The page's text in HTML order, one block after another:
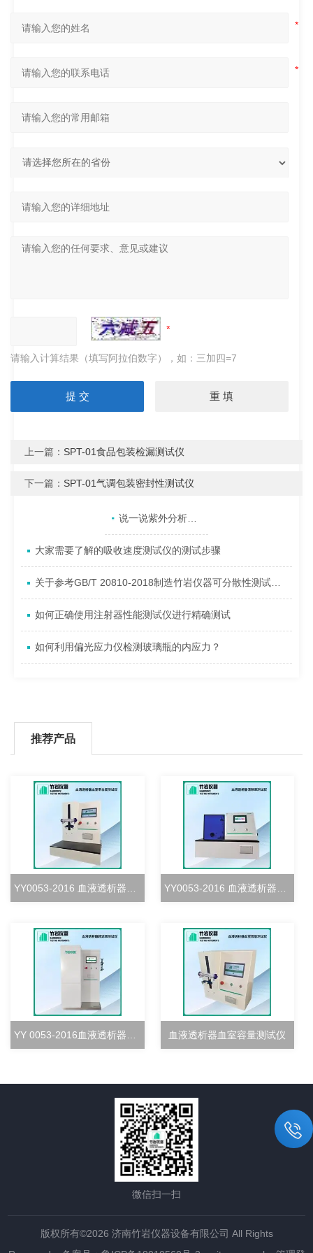
请输入计算结果（填写阿拉伯数字），如：三加四=7
上一篇： SPT-01食品包装检漏测试仪
下一篇： SPT-01气调包装密封性测试仪
相关文章 说一说紫外分析仪校准的重要性
大家需要了解的吸收速度测试仪的测试步骤
关于参考GB/T 20810-2018制造竹岩仪器可分散性测试仪说明
如何正确使用注射器性能测试仪进行精确测试
如何利用偏光应力仪检测玻璃瓶的内应力？
推荐产品
YY0053-2016 血液透析器血室密合度测试仪 YY0053-2016 血液透析器清除率测试仪
YY 0053-2016血液透析器超滤率测试仪 血液透析器血室容量测试仪
微信扫一扫
版权所有©2026 济南竹岩仪器设备有限公司 All Rights